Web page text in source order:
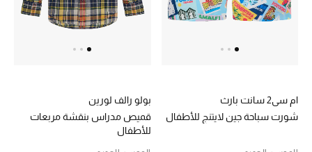
تشكيلة الأحذية
أبرز المصممين
ام سي2 سانت بارث
شورت سباحة جين لايتنج للأطفال
بولو رالف لورين
قميص مدراس بنقشة مربعات
للأطفال